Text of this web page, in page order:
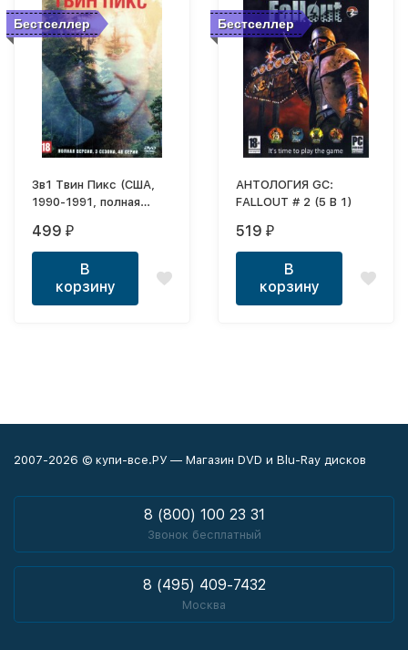
Бестселлер
3в1 Твин Пикс (США,
1990-1991, полная
серий)
499 ₽
В
корзину
Бестселлер
АНТОЛОГИЯ GC:
FALLOUT # 2 (5 В 1)
519 ₽
В
корзину
2007-2026 © купи-все.РУ — Магазин DVD и Blu-Ray дисков
8 (800) 100 23 31
Звонок бесплатный
8 (495) 409-7432
Москва